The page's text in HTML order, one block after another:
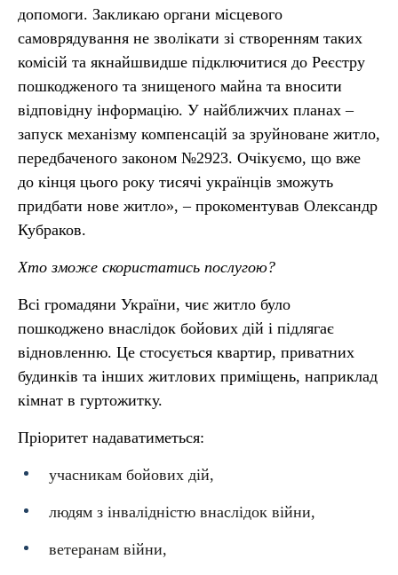
допомоги. Закликаю органи місцевого
самоврядування не зволікати зі створенням таких
комісій та якнайшвидше підключитися до Реєстру
пошкодженого та знищеного майна та вносити
відповідну інформацію. У найближчих планах –
запуск механізму компенсацій за зруйноване житло,
передбаченого законом №2923. Очікуємо, що вже
до кінця цього року тисячі українців зможуть
придбати нове житло», – прокоментував Олександр
Кубраков.
Хто зможе скористатись послугою?
Всі громадяни України, чиє житло було
пошкоджено внаслідок бойових дій і підлягає
відновленню. Це стосується квартир, приватних
будинків та інших житлових приміщень, наприклад
кімнат в гуртожитку.
Пріоритет надаватиметься:
учасникам бойових дій,
людям з інвалідністю внаслідок війни,
ветеранам війни,